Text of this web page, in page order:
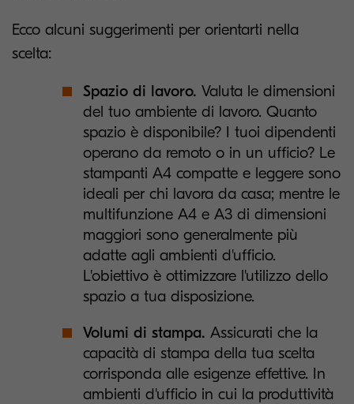
Ecco alcuni suggerimenti per orientarti nella
scelta:
Spazio di lavoro. Valuta le dimensioni
del tuo ambiente di lavoro. Quanto
spazio è disponibile? I tuoi dipendenti
operano da remoto o in un ufficio? Le
stampanti A4 compatte e leggere sono
ideali per chi lavora da casa; mentre le
multifunzione A4 e A3 di dimensioni
maggiori sono generalmente più
adatte agli ambienti d'ufficio.
L'obiettivo è ottimizzare l'utilizzo dello
spazio a tua disposizione.
Volumi di stampa. Assicurati che la
capacità di stampa della tua scelta
corrisponda alle esigenze effettive. In
ambienti d'ufficio in cui la produttività